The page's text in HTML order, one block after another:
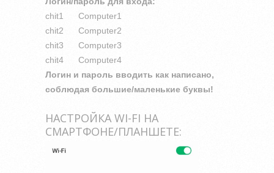
сhit1 Computer1
сhit2 Computer2
сhit3 Computer3
сhit4 Computer4
Логин и пароль вводить как написано,
соблюдая большие/маленькие буквы!
НАСТРОЙКА WI-FI НА
СМАРТФОНЕ/ПЛАНШЕТЕ: